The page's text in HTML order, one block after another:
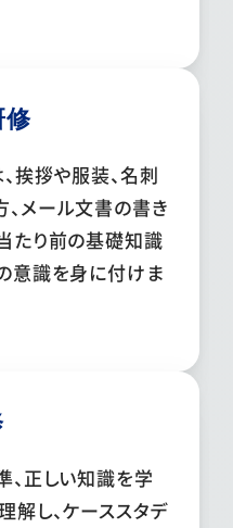
修
挨拶や服装、名刺
メール文書の書き
たり前の基礎知識
意識を身に付けま
、正しい知識を学
解し、ケーススタデ